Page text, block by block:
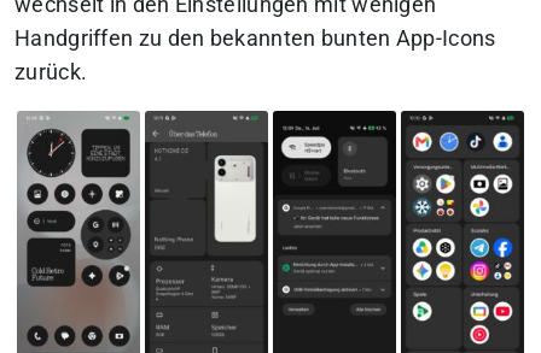
wechselt in den Einstellungen mit wenigen
Handgriffen zu den bekannten bunten App-Icons
zurück.